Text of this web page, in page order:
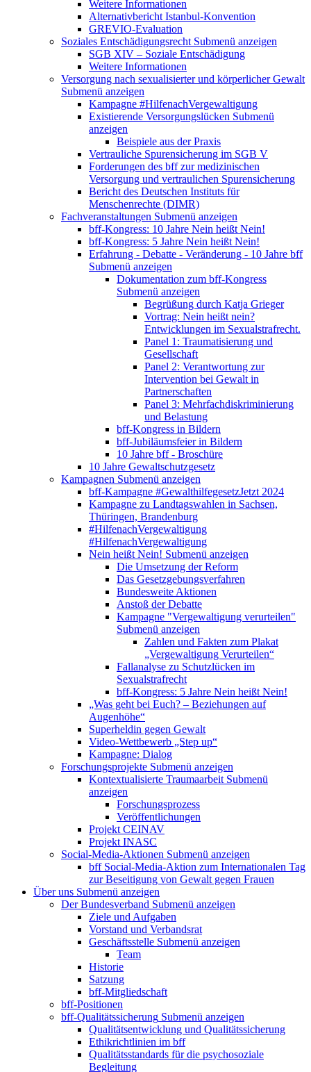
Weitere Informationen
Alternativbericht Istanbul-Konvention
GREVIO-Evaluation
Soziales Entschädigungsrecht Submenü anzeigen
SGB XIV – Soziale Entschädigung
Weitere Informationen
Versorgung nach sexualisierter und körperlicher Gewalt
Submenü anzeigen
Kampagne #HilfenachVergewaltigung
Existierende Versorgungslücken Submenü
anzeigen
Beispiele aus der Praxis
Vertrauliche Spurensicherung im SGB V
Forderungen des bff zur medizinischen
Versorgung und vertraulichen Spurensicherung
Bericht des Deutschen Instituts für
Menschenrechte (DIMR)
Fachveranstaltungen Submenü anzeigen
bff-Kongress: 10 Jahre Nein heißt Nein!
bff-Kongress: 5 Jahre Nein heißt Nein!
Erfahrung - Debatte - Veränderung - 10 Jahre bff
Submenü anzeigen
Dokumentation zum bff-Kongress
Submenü anzeigen
Begrüßung durch Katja Grieger
Vortrag: Nein heißt nein?
Entwicklungen im Sexualstrafrecht.
Panel 1: Traumatisierung und
Gesellschaft
Panel 2: Verantwortung zur
Intervention bei Gewalt in
Partnerschaften
Panel 3: Mehrfachdiskriminierung
und Belastung
bff-Kongress in Bildern
bff-Jubiläumsfeier in Bildern
10 Jahre bff - Broschüre
10 Jahre Gewaltschutzgesetz
Kampagnen Submenü anzeigen
bff-Kampagne #GewalthilfegesetzJetzt 2024
Kampagne zu Landtagswahlen in Sachsen,
Thüringen, Brandenburg
#HilfenachVergewaltigung
#HilfenachVergewaltigung
Nein heißt Nein! Submenü anzeigen
Die Umsetzung der Reform
Das Gesetzgebungsverfahren
Bundesweite Aktionen
Anstoß der Debatte
Kampagne "Vergewaltigung verurteilen"
Submenü anzeigen
Zahlen und Fakten zum Plakat
„Vergewaltigung Verurteilen“
Fallanalyse zu Schutzlücken im
Sexualstrafrecht
bff-Kongress: 5 Jahre Nein heißt Nein!
„Was geht bei Euch? – Beziehungen auf
Augenhöhe“
Superheldin gegen Gewalt
Video-Wettbewerb „Step up“
Kampagne: Dialog
Forschungsprojekte Submenü anzeigen
Kontextualisierte Traumaarbeit Submenü
anzeigen
Forschungsprozess
Veröffentlichungen
Projekt CEINAV
Projekt INASC
Social-Media-Aktionen Submenü anzeigen
bff Social-Media-Aktion zum Internationalen Tag
zur Beseitigung von Gewalt gegen Frauen
Über uns Submenü anzeigen
Der Bundesverband Submenü anzeigen
Ziele und Aufgaben
Vorstand und Verbandsrat
Geschäftsstelle Submenü anzeigen
Team
Historie
Satzung
bff-Mitgliedschaft
bff-Positionen
bff-Qualitätssicherung Submenü anzeigen
Qualitätsentwicklung und Qualitätssicherung
Ethikrichtlinien im bff
Qualitätsstandards für die psychosoziale
Begleitung